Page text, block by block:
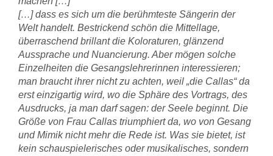
[…] dass es sich um die berühmteste Sängerin der
Welt handelt. Bestrickend schön die Mittellage,
überraschend brillant die Koloraturen, glänzend
Aussprache und Nuancierung. Aber mögen solche
Einzelheiten die Gesangslehrerinnen interessieren;
man braucht ihrer nicht zu achten, weil „die Callas“ da
erst einzigartig wird, wo die Sphäre des Vortrags, des
Ausdrucks, ja man darf sagen: der Seele beginnt. Die
Größe von Frau Callas triumphiert da, wo von Gesang
und Mimik nicht mehr die Rede ist. Was sie bietet, ist
kein schauspielerisches oder musikalisches, sondern